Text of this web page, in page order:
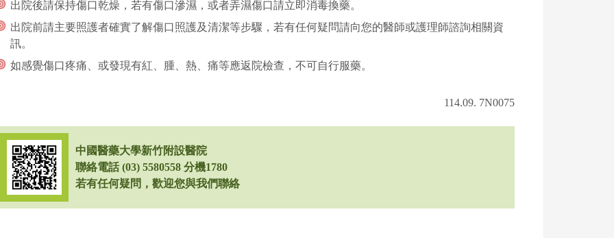
出院後請保持傷口乾燥，若有傷口滲濕，或者弄濕傷口請立即消毒換藥。
出院前請主要照護者確實了解傷口照護及清潔等步驟，若有任何疑問請向您的醫師或護理師諮詢相關資
訊。
如感覺傷口疼痛、或發現有紅、腫、熱、痛等應返院檢查，不可自行服藥。
114.09. 7N0075
中國醫藥大學新竹附設醫院
聯絡電話 (03) 5580558 分機1780
若有任何疑問，歡迎您與我們聯絡